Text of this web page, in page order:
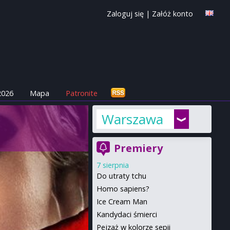
Zaloguj się | Załóż konto
Mapa Patronite
Warszawa
Premiery
7 sierpnia
Do utraty tchu
Homo sapiens?
Ice Cream Man
Kandydaci śmierci
Pejzaż w kolorze sepii